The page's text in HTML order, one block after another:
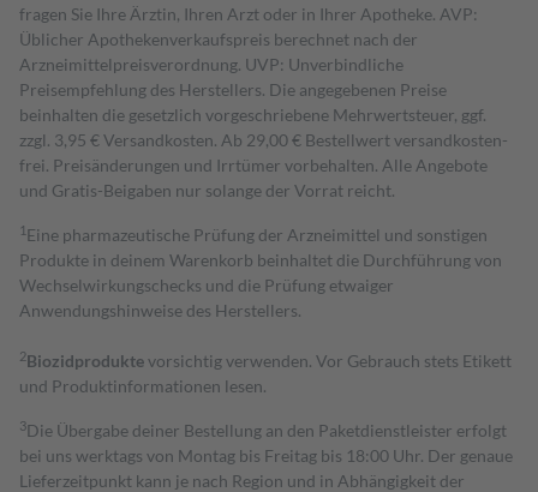
fragen Sie Ihre Ärztin, Ihren Arzt oder in Ihrer Apotheke. AVP:
Üblicher Apothekenverkaufspreis berechnet nach der
Arzneimittelpreisverordnung. UVP: Unverbindliche
Preisempfehlung des Herstellers. Die angegebenen Preise
beinhalten die gesetzlich vorgeschriebene Mehrwertsteuer, ggf.
zzgl. 3,95 € Versandkosten. Ab 29,00 € Bestell­wert versand­kosten­
frei. Preisänderungen und Irrtümer vorbehalten. Alle Angebote
und Gratis-Beigaben nur solange der Vorrat reicht.
1 Eine pharmazeutische Prüfung der Arzneimittel und sonstigen
Produkte in deinem Warenkorb beinhaltet die Durchführung von
Wechselwirkungschecks und die Prüfung etwaiger
Anwendungshinweise des Herstellers.
2Biozidproduktevorsichtig verwenden. Vor Gebrauch stets Etikett
und Produktinformationen lesen.
3Die Übergabe deiner Bestellung an den Paketdienstleister erfolgt
bei uns werktags von Montag bis Freitag bis 18:00 Uhr. Der genaue
Lieferzeitpunkt kann je nach Region und in Abhängigkeit der